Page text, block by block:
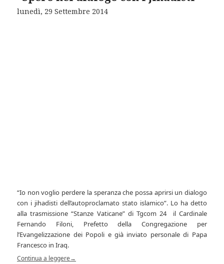
lunedì, 29 Settembre 2014
“Io non voglio perdere la speranza che possa aprirsi un dialogo
con i jihadisti dell’autoproclamato stato islamico”. Lo ha detto
alla trasmissione “Stanze Vaticane” di Tgcom 24
il Cardinale
Fernando Filoni, Prefetto della Congregazione per
l’Evangelizzazione dei Popoli e già inviato personale di Papa
Francesco in Iraq.
Continua a leggere→